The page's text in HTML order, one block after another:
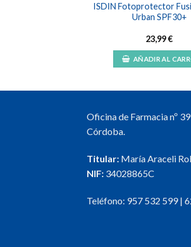
ISDIN Fotoprotector
Urban SPF30+
23,99€
AÑADIR AL
Oficina de Farmacia nº
Córdoba.
Titular: María Araceli
NIF: 34028865C
Teléfono: 957 532 599|